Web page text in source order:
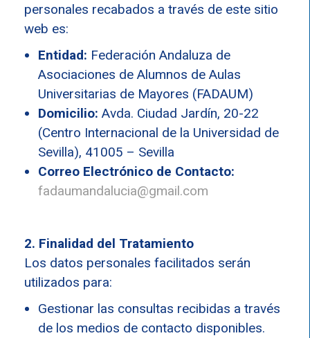
personales recabados a través de este sitio
web es:
Entidad: Federación Andaluza de
Asociaciones de Alumnos de Aulas
Universitarias de Mayores (FADAUM)
Domicilio: Avda. Ciudad Jardín, 20-22
(Centro Internacional de la Universidad de
Sevilla), 41005 – Sevilla
Correo Electrónico de Contacto:
fadaumandalucia@gmail.com
2. Finalidad del Tratamiento
Los datos personales facilitados serán
utilizados para:
Gestionar las consultas recibidas a través
de los medios de contacto disponibles.